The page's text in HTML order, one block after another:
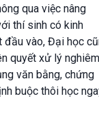
qua việc nâng
thí sinh có kinh
đầu vào, Đại học
quyết xử lý nghiêm
văn bằng, chứng
buộc thôi học